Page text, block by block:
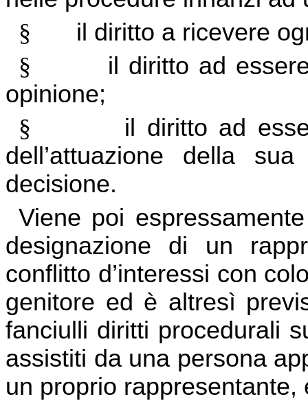
§
il diritto a ricevere
§
il diritto ad
opinione;
§
il diritto ad
dell’attuazione della
decisione.
Viene poi
designazione di un
conflitto d’interessi con
genitore ed è altresì
fanciulli diritti procedurali
assistiti da una persona
un proprio rappresentante,